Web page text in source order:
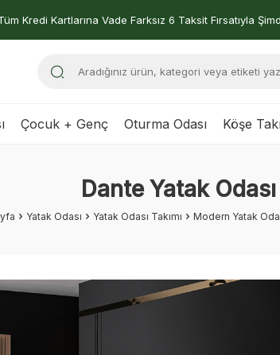
Kredi Kartlarına Vade Farksız 6 Taksit Fırsatıyla
Çocuk + Genç Oturma Odası Köşe
Dante Yatak Odası
Yatak Odası Yatak Odası Takımı Modern Yatak